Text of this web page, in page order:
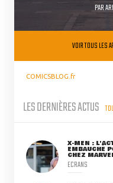
PAR
VOIR TOUS LES
COMICSBLOG.fr
LES DERNIÈRES ACTUS
X-MEN :
EMBAUCHÉ
CHEZ
ECRANS